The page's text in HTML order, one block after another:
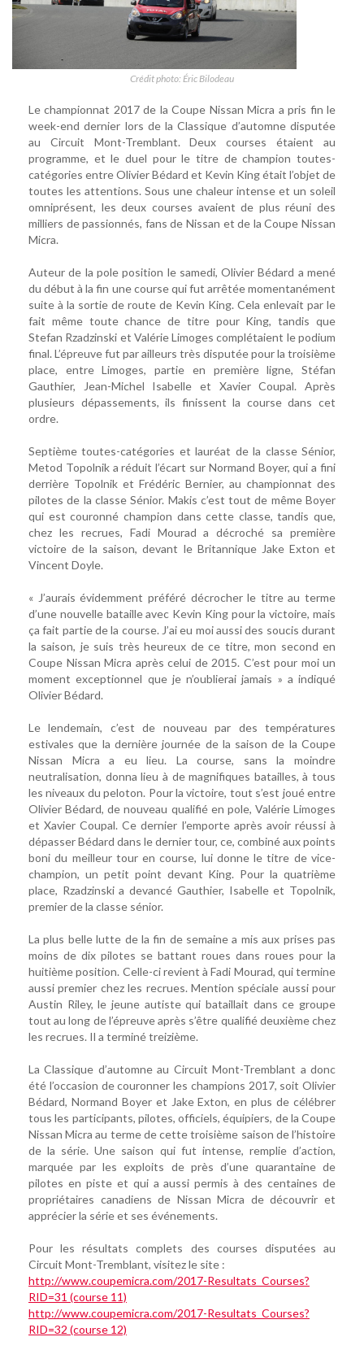
Crédit photo: Éric Bilodeau
Le championnat 2017 de la Coupe Nissan Micra a pris fin le
week-end dernier lors de la Classique d’automne disputée
au Circuit Mont-Tremblant. Deux courses étaient au
programme, et le duel pour le titre de champion toutes-
catégories entre Olivier Bédard et Kevin King était l’objet de
toutes les attentions. Sous une chaleur intense et un soleil
omniprésent, les deux courses avaient de plus réuni des
milliers de passionnés, fans de Nissan et de la Coupe Nissan
Micra.
Auteur de la pole position le samedi, Olivier Bédard a mené
du début à la fin une course qui fut arrêtée momentanément
suite à la sortie de route de Kevin King. Cela enlevait par le
fait même toute chance de titre pour King, tandis que
Stefan Rzadzinski et Valérie Limoges complétaient le podium
final. L’épreuve fut par ailleurs très disputée pour la troisième
place, entre Limoges, partie en première ligne, Stéfan
Gauthier, Jean-Michel Isabelle et Xavier Coupal. Après
plusieurs dépassements, ils finissent la course dans cet
ordre.
Septième toutes-catégories et lauréat de la classe Sénior,
Metod Topolnik a réduit l’écart sur Normand Boyer, qui a fini
derrière Topolnik et Frédéric Bernier, au championnat des
pilotes de la classe Sénior. Makis c’est tout de même Boyer
qui est couronné champion dans cette classe, tandis que,
chez les recrues, Fadi Mourad a décroché sa première
victoire de la saison, devant le Britannique Jake Exton et
Vincent Doyle.
« J’aurais évidemment préféré décrocher le titre au terme
d’une nouvelle bataille avec Kevin King pour la victoire, mais
ça fait partie de la course. J’ai eu moi aussi des soucis durant
la saison, je suis très heureux de ce titre, mon second en
Coupe Nissan Micra après celui de 2015. C’est pour moi un
moment exceptionnel que je n’oublierai jamais » a indiqué
Olivier Bédard.
Le lendemain, c’est de nouveau par des températures
estivales que la dernière journée de la saison de la Coupe
Nissan Micra a eu lieu. La course, sans la moindre
neutralisation, donna lieu à de magnifiques batailles, à tous
les niveaux du peloton. Pour la victoire, tout s’est joué entre
Olivier Bédard, de nouveau qualifié en pole, Valérie Limoges
et Xavier Coupal. Ce dernier l’emporte après avoir réussi à
dépasser Bédard dans le dernier tour, ce, combiné aux points
boni du meilleur tour en course, lui donne le titre de vice-
champion, un petit point devant King. Pour la quatrième
place, Rzadzinski a devancé Gauthier, Isabelle et Topolnik,
premier de la classe sénior.
La plus belle lutte de la fin de semaine a mis aux prises pas
moins de dix pilotes se battant roues dans roues pour la
huitième position. Celle-ci revient à Fadi Mourad, qui termine
aussi premier chez les recrues. Mention spéciale aussi pour
Austin Riley, le jeune autiste qui bataillait dans ce groupe
tout au long de l’épreuve après s’être qualifié deuxième chez
les recrues. Il a terminé treizième.
La Classique d’automne au Circuit Mont-Tremblant a donc
été l’occasion de couronner les champions 2017, soit Olivier
Bédard, Normand Boyer et Jake Exton, en plus de célébrer
tous les participants, pilotes, officiels, équipiers, de la Coupe
Nissan Micra au terme de cette troisième saison de l’histoire
de la série. Une saison qui fut intense, remplie d’action,
marquée par les exploits de près d’une quarantaine de
pilotes en piste et qui a aussi permis à des centaines de
propriétaires canadiens de Nissan Micra de découvrir et
apprécier la série et ses événements.
Pour les résultats complets des courses disputées au
Circuit Mont-Tremblant, visitez le site :
http://www.coupemicra.com/2017-Resultats_Courses?
RID=31 (course 11)
http://www.coupemicra.com/2017-Resultats_Courses?
RID=32 (course 12)